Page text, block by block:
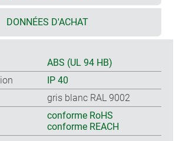
DONNÉES D'ACHAT
ABS (UL 94 HB)
IP 40
gris blanc RAL 9002
conforme RoHS
conforme REACH